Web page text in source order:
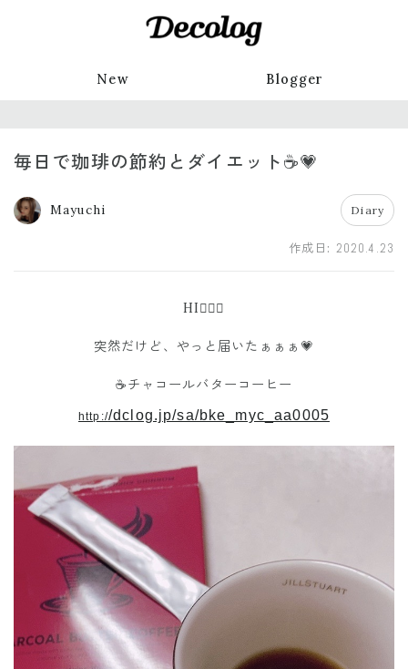
New Blogger
毎日で珈琲の節約とダイエット☕️💗
Mayuchi Diary
作成日: 2020.4.23
HI🙋🏼‍♀️
突然だけど、やっと届いたぁぁぁ💗
☕️チャコールバターコーヒー
http://dclog.jp/sa/bke_myc_aa0005